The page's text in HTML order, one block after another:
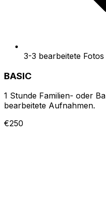
3-3 bearbeitete Fotos
BASIC
1 Stunde Familien- oder
bearbeitete Aufnahmen.
€250